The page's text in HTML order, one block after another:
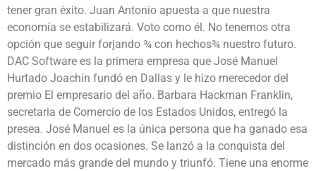
tener gran éxito. Juan Antonio apuesta a que nuestra
economía se estabilizará. Voto como él. No tenemos otra
opción que seguir forjando ¾ con hechos¾ nuestro futuro.
DAC Software es la primera empresa que José Manuel
Hurtado Joachín fundó en Dallas y le hizo merecedor del
premio El empresario del año. Barbara Hackman Franklin,
secretaria de Comercio de los Estados Unidos, entregó la
presea. José Manuel es la única persona que ha ganado esa
distinción en dos ocasiones. Se lanzó a la conquista del
mercado más grande del mundo y triunfó. Tiene una enorme